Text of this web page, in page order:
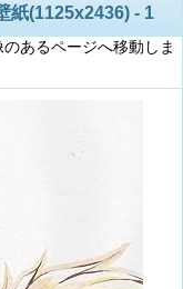
紙(1125x2436) - 1
あるページへ移動しま